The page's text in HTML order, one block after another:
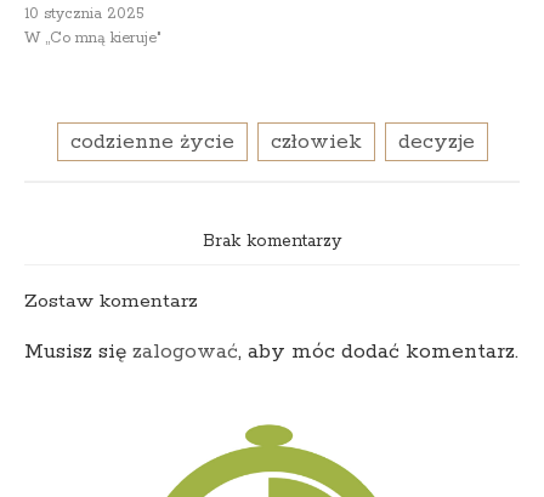
10 stycznia 2025
W „Co mną kieruje"
codzienne życie człowiek decyzje
Brak komentarzy
Zostaw komentarz
Musisz się zalogować, aby móc dodać komentarz.